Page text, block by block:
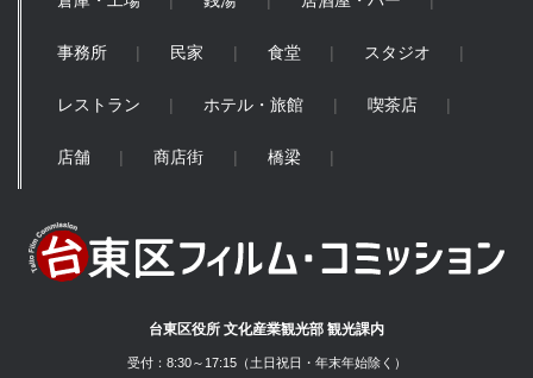
事務所 民家 食堂 スタジオ
レストラン ホテル・旅館 喫茶店
店舗 商店街 橋梁
台東区役所 文化産業観光部 観光課内
受付：8:30～17:15（土日祝日・年末年始除く）